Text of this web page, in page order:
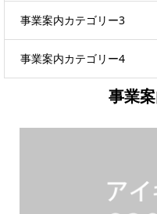
事業案内カテゴリー3
事業案内カテゴリー4
事業案
事業